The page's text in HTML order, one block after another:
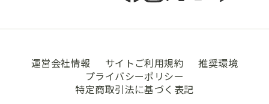
運営会社情報 サイトご利用規約
推奨環境
プライバシーポリシー
特定商取引法に基づく表記